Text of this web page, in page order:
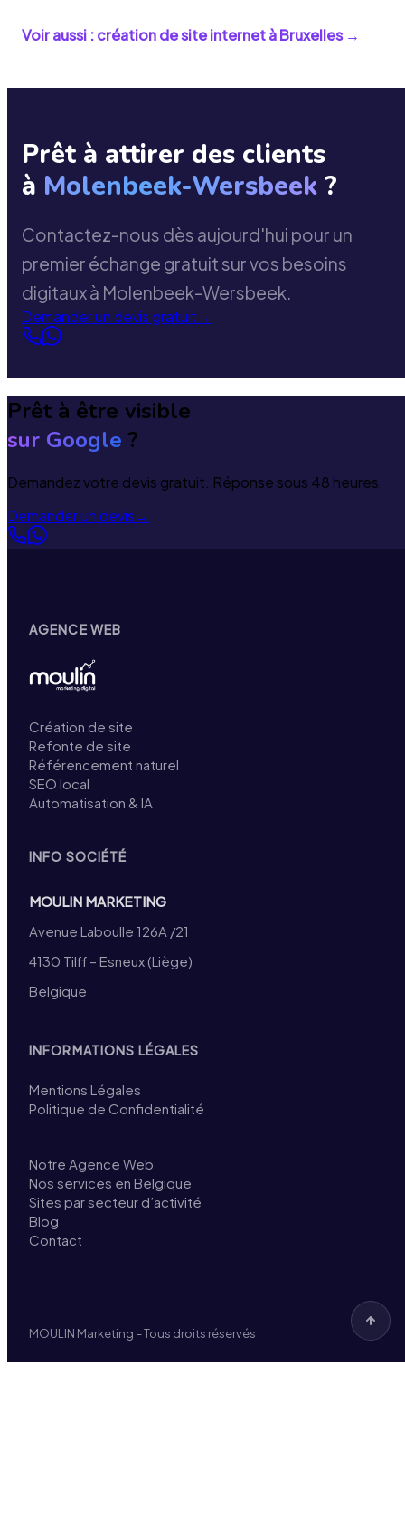
Voir aussi : création de site internet àBruxelles→
Prêt à attirer des clients
à Molenbeek-Wersbeek ?
Contactez-nous dès aujourd'hui pour un
premier échange gratuit sur vos besoins
digitaux à Molenbeek-Wersbeek.
Demander un devis gratuit→
Prêt à être visible
sur Google ?
Demandez votre devis gratuit. Réponse sous 48 heures.
Demander un devis→
AGENCE WEB
Création de site
Refonte de site
Référencement naturel
SEO local
Automatisation & IA
INFO SOCIÉTÉ
MOULIN MARKETING
Avenue Laboulle 126A /21
4130 Tilff – Esneux (Liège)
Belgique
INFORMATIONS LÉGALES
Mentions Légales
Politique de Confidentialité
Notre Agence Web
Nos services en Belgique
Sites par secteur d’activité
Blog
Contact
MOULIN Marketing – Tous droits réservés